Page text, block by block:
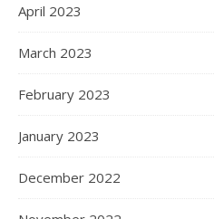
April 2023
March 2023
February 2023
January 2023
December 2022